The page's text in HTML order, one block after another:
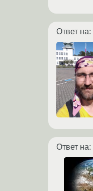
Ответ на:
Ответ на: